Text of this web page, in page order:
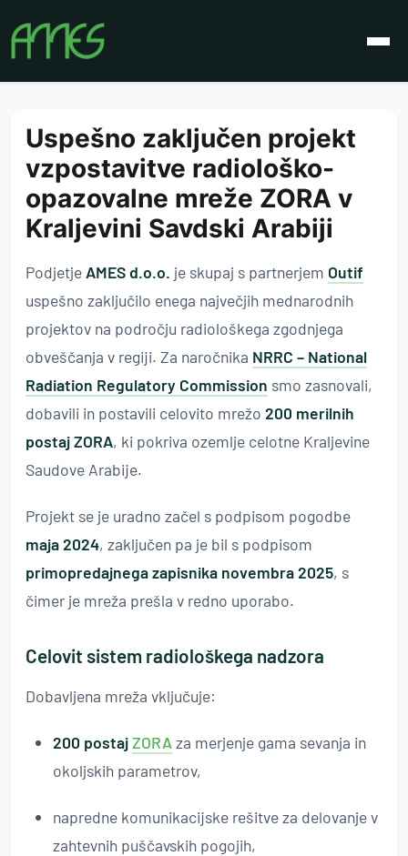
Uspešno zaključen projekt
vzpostavitve radiološko-
opazovalne mreže ZORA v
Kraljevini Savdski Arabiji
Podjetje AMES d.o.o. je skupaj s partnerjem Outif
uspešno zaključilo enega največjih mednarodnih
projektov na področju radiološkega zgodnjega
obveščanja v regiji. Za naročnika NRRC – National
Radiation Regulatory Commission smo zasnovali,
dobavili in postavili celovito mrežo 200 merilnih
postaj ZORA, ki pokriva ozemlje celotne Kraljevine
Saudove Arabije.
Projekt se je uradno začel s podpisom pogodbe
maja 2024, zaključen pa je bil s podpisom
primopredajnega zapisnika novembra 2025, s
čimer je mreža prešla v redno uporabo.
Celovit sistem radiološkega nadzora
Dobavljena mreža vključuje:
200 postajZORA za merjenje gama sevanja in
okoljskih parametrov,
napredne komunikacijske rešitve za delovanje v
zahtevnih puščavskih pogojih,